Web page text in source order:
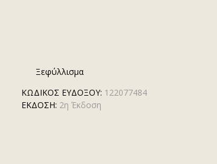
Ξεφύλλισμα
ΚΩΔΙΚΟΣ ΕΥΔΟΞΟΥ: 122077484
ΕΚΔΟΣΗ: 2η Έκδοση